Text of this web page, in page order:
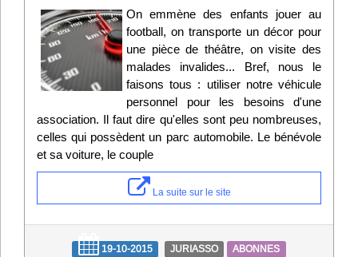
On emmène des enfants jouer au
football, on transporte un décor pour
une pièce de théâtre, on visite des
malades invalides... Bref, nous le
faisons tous : utiliser notre véhicule
personnel pour les besoins d'une
association. Il faut dire qu'elles sont peu nombreuses,
celles qui possèdent un parc automobile. Le bénévole
et sa voiture, le couple
La suite sur le site
19-10-2015 JURIASSO ABONNES